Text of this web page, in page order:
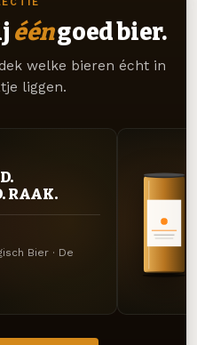
ééngoed bier.
welke bieren écht in
liggen.
RAAK.
Bier · De